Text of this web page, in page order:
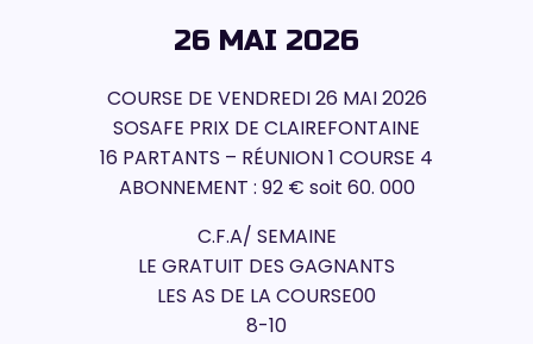
26 MAI 2026
COURSE DE VENDREDI 26 MAI 2026
SOSAFE PRIX DE CLAIREFONTAINE
16 PARTANTS – RÉUNION 1 COURSE 4
ABONNEMENT : 92 € soit 60. 000
C.F.A/ SEMAINE
LE GRATUIT DES GAGNANTS
LES AS DE LA COURSE00
8-10